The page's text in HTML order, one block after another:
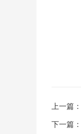
上一篇：
下一篇：